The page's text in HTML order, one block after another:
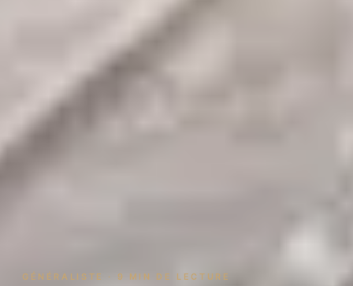
GÉNÉRALISTE · 9 MIN DE LECTURE